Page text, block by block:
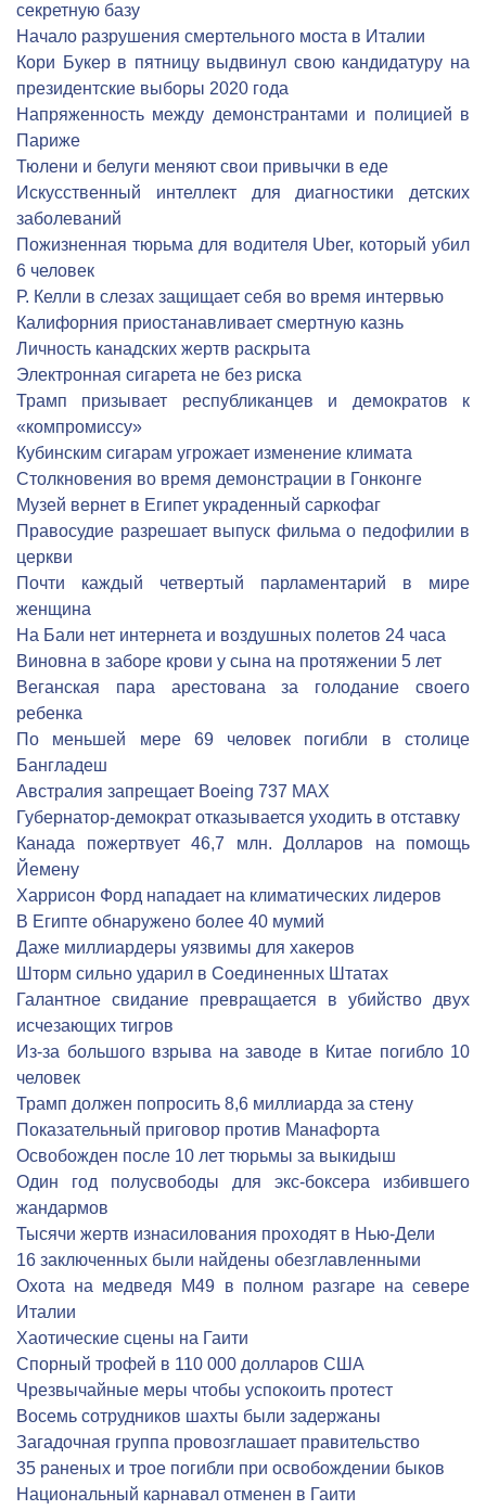
секретную базу
Начало разрушения смертельного моста в Италии
Кори Букер в пятницу выдвинул свою кандидатуру на
президентские выборы 2020 года
Напряженность между демонстрантами и полицией в
Париже
Тюлени и белуги меняют свои привычки в еде
Искусственный интеллект для диагностики детских
заболеваний
Пожизненная тюрьма для водителя Uber, который убил
6 человек
Р. Келли в слезах защищает себя во время интервью
Калифорния приостанавливает смертную казнь
Личность канадских жертв раскрыта
Электронная сигарета не без риска
Трамп призывает республиканцев и демократов к
«компромиссу»
Кубинским сигарам угрожает изменение климата
Столкновения во время демонстрации в Гонконге
Музей вернет в Египет украденный саркофаг
Правосудие разрешает выпуск фильма о педофилии в
церкви
Почти каждый четвертый парламентарий в мире
женщина
На Бали нет интернета и воздушных полетов 24 часа
Виновна в заборе крови у сына на протяжении 5 лет
Веганская пара арестована за голодание своего
ребенка
По меньшей мере 69 человек погибли в столице
Бангладеш
Австралия запрещает Boeing 737 MAX
Губернатор-демократ отказывается уходить в отставку
Канада пожертвует 46,7 млн. Долларов на помощь
Йемену
Харрисон Форд нападает на климатических лидеров
В Египте обнаружено более 40 мумий
Даже миллиардеры уязвимы для хакеров
Шторм сильно ударил в Соединенных Штатах
Галантное свидание превращается в убийство двух
исчезающих тигров
Из-за большого взрыва на заводе в Китае погибло 10
человек
Трамп должен попросить 8,6 миллиарда за стену
Показательный приговор против Манафорта
Освобожден после 10 лет тюрьмы за выкидыш
Один год полусвободы для экс-боксера избившего
жандармов
Тысячи жертв изнасилования проходят в Нью-Дели
16 заключенных были найдены обезглавленными
Охота на медведя М49 в полном разгаре на севере
Италии
Хаотические сцены на Гаити
Спорный трофей в 110 000 долларов США
Чрезвычайные меры чтобы успокоить протест
Восемь сотрудников шахты были задержаны
Загадочная группа провозглашает правительство
35 раненых и трое погибли при освобождении быков
Национальный карнавал отменен в Гаити